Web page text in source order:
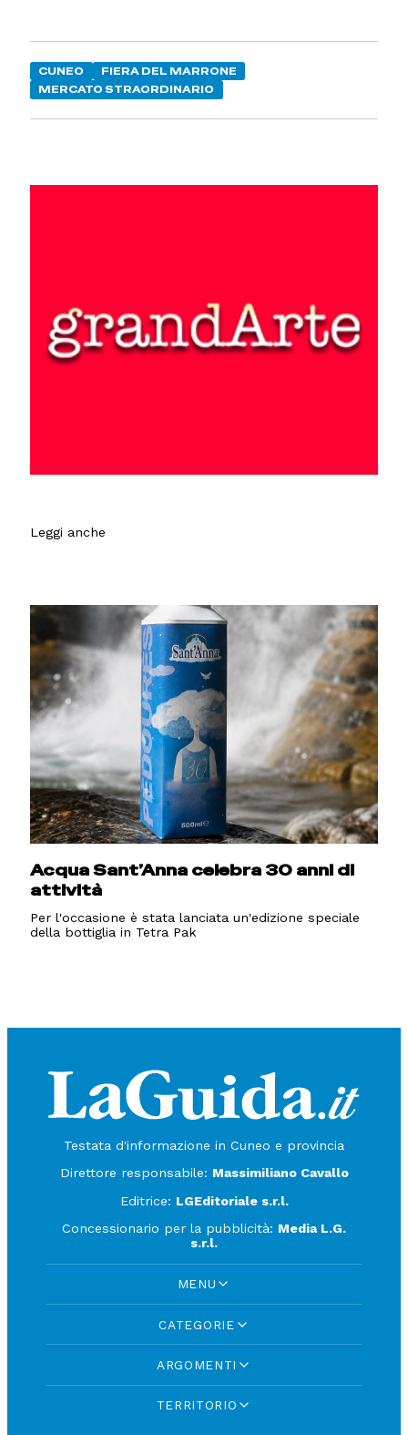
CUNEO
FIERA DEL MARRONE
MERCATO STRAORDINARIO
Leggi anche
Acqua Sant’Anna celebra 30 anni di
attività
Per l'occasione è stata lanciata un'edizione speciale
della bottiglia in Tetra Pak
Testata d'informazione in Cuneo e provincia
Direttore responsabile: Massimiliano Cavallo
Editrice: LGEditoriale s.r.l.
Concessionario per la pubblicità: Media L.G.
s.r.l.
MENU
CATEGORIE
ARGOMENTI
TERRITORIO